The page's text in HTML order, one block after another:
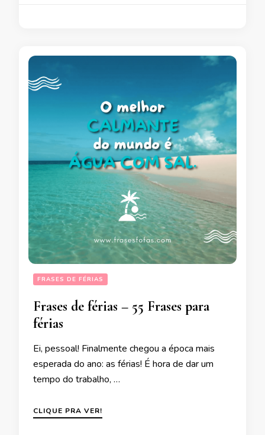
FRASES DE FÉRIAS
Frases de férias – 55 Frases para
férias
Ei, pessoal! Finalmente chegou a época mais
esperada do ano: as férias! É hora de dar um
tempo do trabalho, …
CLIQUE PRA VER!